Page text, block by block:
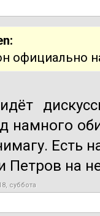
официально
намного
Есть
Петров на
суббота